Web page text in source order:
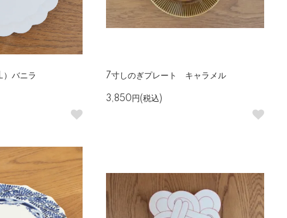
）バニラ 7寸しのぎプレート キャラメル
3,850円(税込)